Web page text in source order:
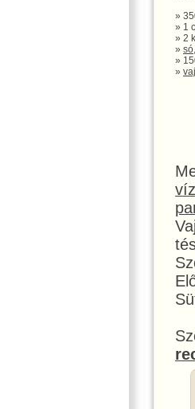
»
» 1
» 2
» só,
»
» vaj
víz